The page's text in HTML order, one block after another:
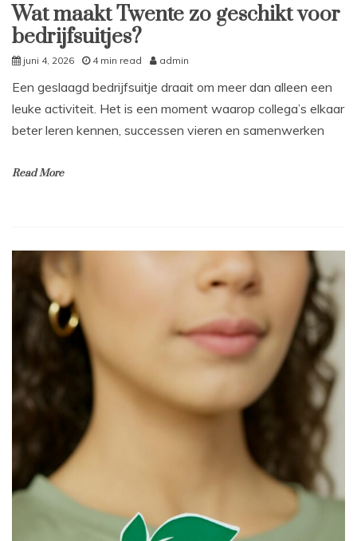
Wat maakt Twente zo geschikt voor
bedrijfsuitjes?
juni 4, 2026 4 min read admin
Een geslaagd bedrijfsuitje draait om meer dan alleen een
leuke activiteit. Het is een moment waarop collega’s elkaar
beter leren kennen, successen vieren en samenwerken
Read More